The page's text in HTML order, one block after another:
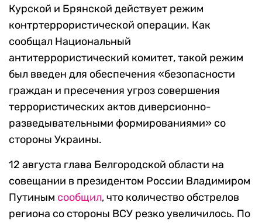
Курской и Брянской действует режим
контртеррористической операции. Как
сообщал Национальный
антитеррористический комитет, такой режим
был введен для обеспечения «безопасности
граждан и пресечения угроз совершения
террористических актов диверсионно-
разведывательными формированиями» со
стороны Украины.
12 августа глава Белгородской области на
совещании в президентом России Владимиром
Путиным сообщил, что количество обстрелов
региона со стороны ВСУ резко увеличилось. По